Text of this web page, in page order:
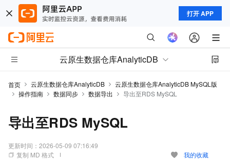
打开 APP
云原生数据仓库AnalyticDB
首页 云原生数据仓库AnalyticDB
云原生数据仓库AnalyticDB MySQL版
操作指南
数据同步 数据导出 导出至RDS MySQL
导出至RDS MySQL
更新时间： 2026-05-09 07:16:49
复制 MD 格式
我的收藏